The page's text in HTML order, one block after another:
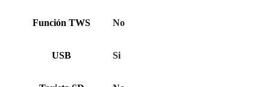
Función TWS No
USB Si